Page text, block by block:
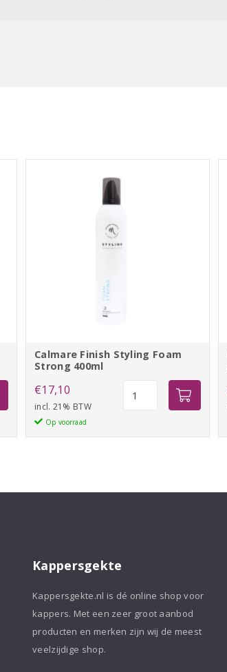
Calmare Finish Styling Foam
Strong 400ml
€17,10
incl. 21% BTW
Op voorraad
Foam
aantal
Kappersgekte
Kappersgekte.nl is dé online shop voor
kappers. Met een zeer groot aanbod
producten en merken zijn wij de meest
veelzijdige shop.